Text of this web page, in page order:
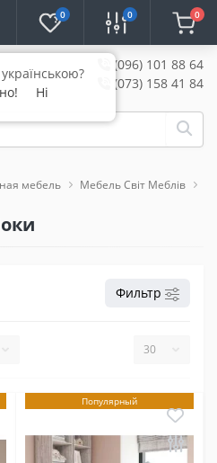
0 0 0
(096) 101 88 64
(073) 158 41 84
мебель Мебель Світ Меблів
Фильтр
Популярный
Ні